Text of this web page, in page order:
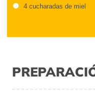
4 cucharadas de miel